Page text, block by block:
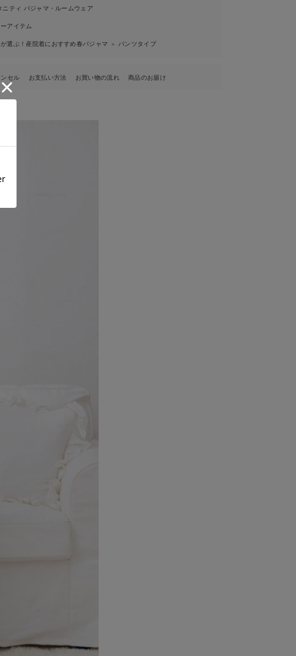
ニティ パジャマ・ルームウェア
アイテム
選ぶ！産院着におすすめ春パジャマ ＞ パンツタイプ
ンセル お支払い方法 お買い物の流れ 商品のお届け